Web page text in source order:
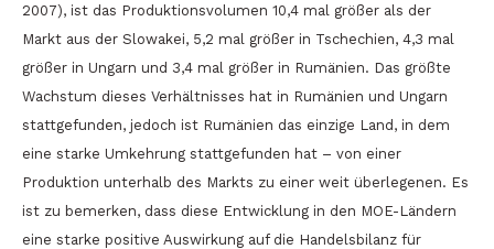
2007), ist das Produktionsvolumen 10,4 mal größer als der
Markt aus der Slowakei, 5,2 mal größer in Tschechien, 4,3 mal
größer in Ungarn und 3,4 mal größer in Rumänien. Das größte
Wachstum dieses Verhältnisses hat in Rumänien und Ungarn
stattgefunden, jedoch ist Rumänien das einzige Land, in dem
eine starke Umkehrung stattgefunden hat – von einer
Produktion unterhalb des Markts zu einer weit überlegenen. Es
ist zu bemerken, dass diese Entwicklung in den MOE-Ländern
eine starke positive Auswirkung auf die Handelsbilanz für